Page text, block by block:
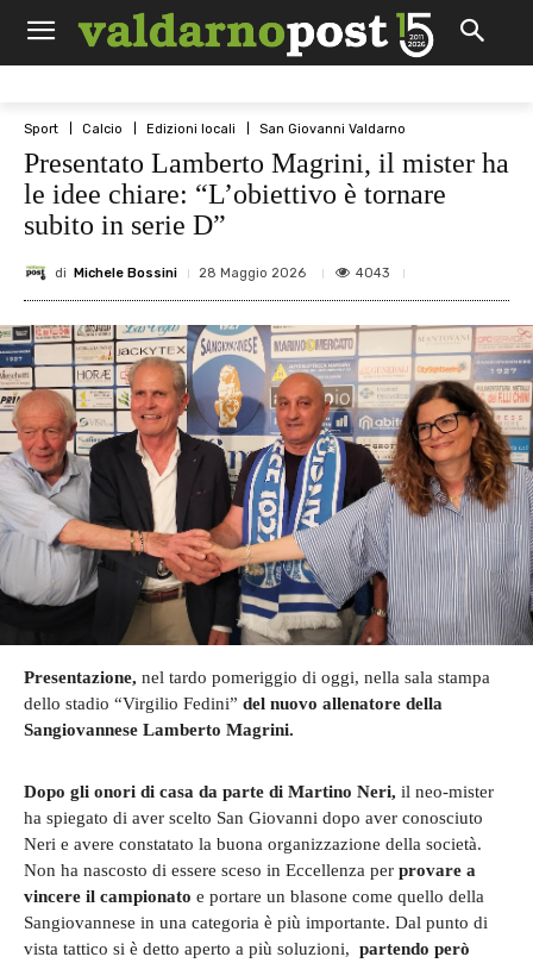
Sport Calcio Edizioni locali San Giovanni Valdarno
Presentato Lamberto Magrini, il mister ha
le idee chiare: “L’obiettivo è tornare
subito in serie D”
di Michele Bossini 28 Maggio 2026 4043
Presentazione, nel tardo pomeriggio di oggi, nella sala stampa
dello stadio “Virgilio Fedini” del nuovo allenatore della
Sangiovannese Lamberto Magrini.
Dopo gli onori di casa da parte di Martino Neri, il neo-mister
ha spiegato di aver scelto San Giovanni dopo aver conosciuto
Neri e avere constatato la buona organizzazione della società.
Non ha nascosto di essere sceso in Eccellenza per provare a
vincere il campionato e portare un blasone come quello della
Sangiovannese in una categoria è più importante. Dal punto di
vista tattico si è detto aperto a più soluzioni, partendo però